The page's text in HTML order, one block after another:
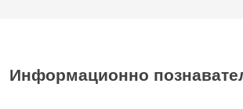
Информационно